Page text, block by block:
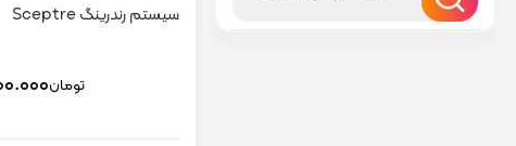
سیستم رندرینگ Sceptre
تومان